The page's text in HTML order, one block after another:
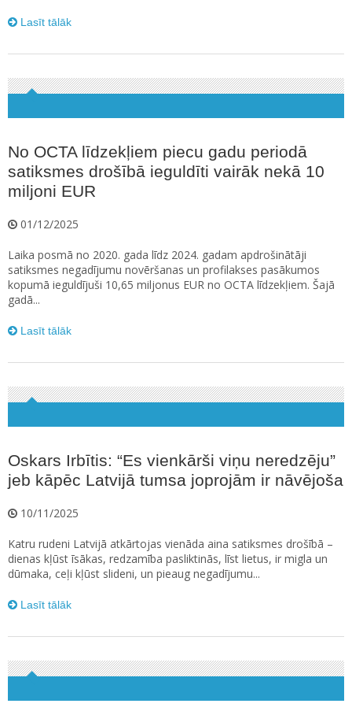
Lasīt tālāk
No OCTA līdzekļiem piecu gadu periodā
satiksmes drošībā ieguldīti vairāk nekā 10
miljoni EUR
01/12/2025
Laika posmā no 2020. gada līdz 2024. gadam apdrošinātāji
satiksmes negadījumu novēršanas un profilakses pasākumos
kopumā ieguldījuši 10,65 miljonus EUR no OCTA līdzekļiem. Šajā
gadā...
Lasīt tālāk
Oskars Irbītis: “Es vienkārši viņu neredzēju”
jeb kāpēc Latvijā tumsa joprojām ir nāvējoša
10/11/2025
Katru rudeni Latvijā atkārtojas vienāda aina satiksmes drošībā –
dienas kļūst īsākas, redzamība pasliktinās, līst lietus, ir migla un
dūmaka, ceļi kļūst slideni, un pieaug negadījumu...
Lasīt tālāk